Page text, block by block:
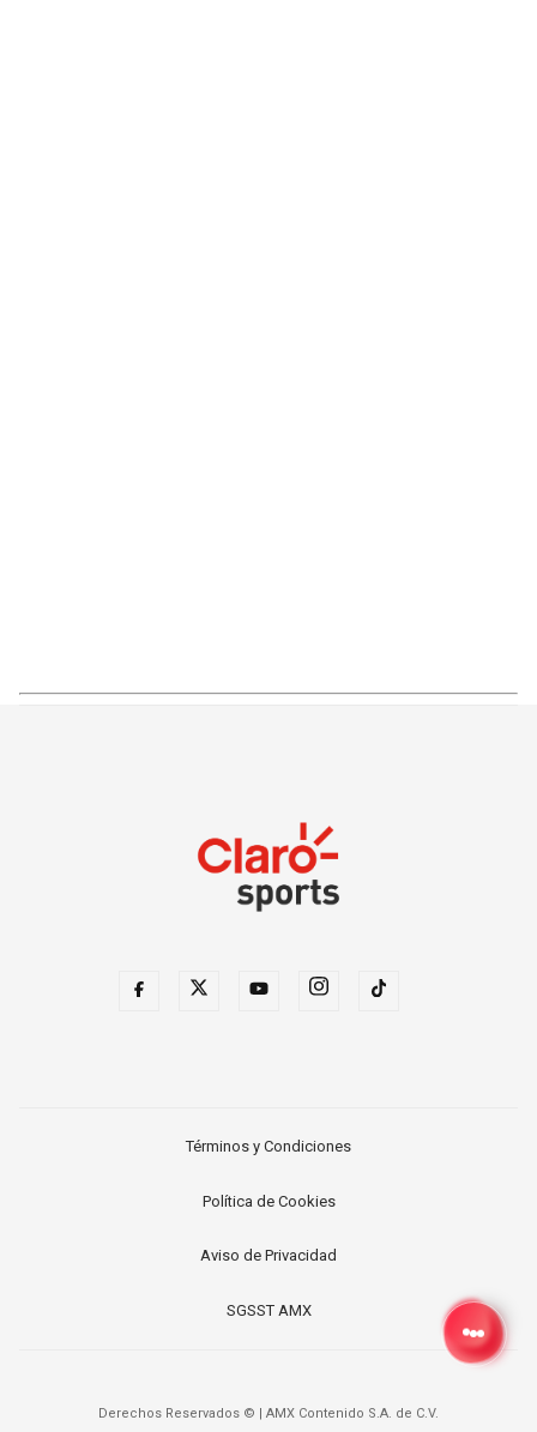
Términos y Condiciones
Política de Cookies
Aviso de Privacidad
SGSST AMX
Derechos Reservados © AMX Contenido S.A. de C.V.